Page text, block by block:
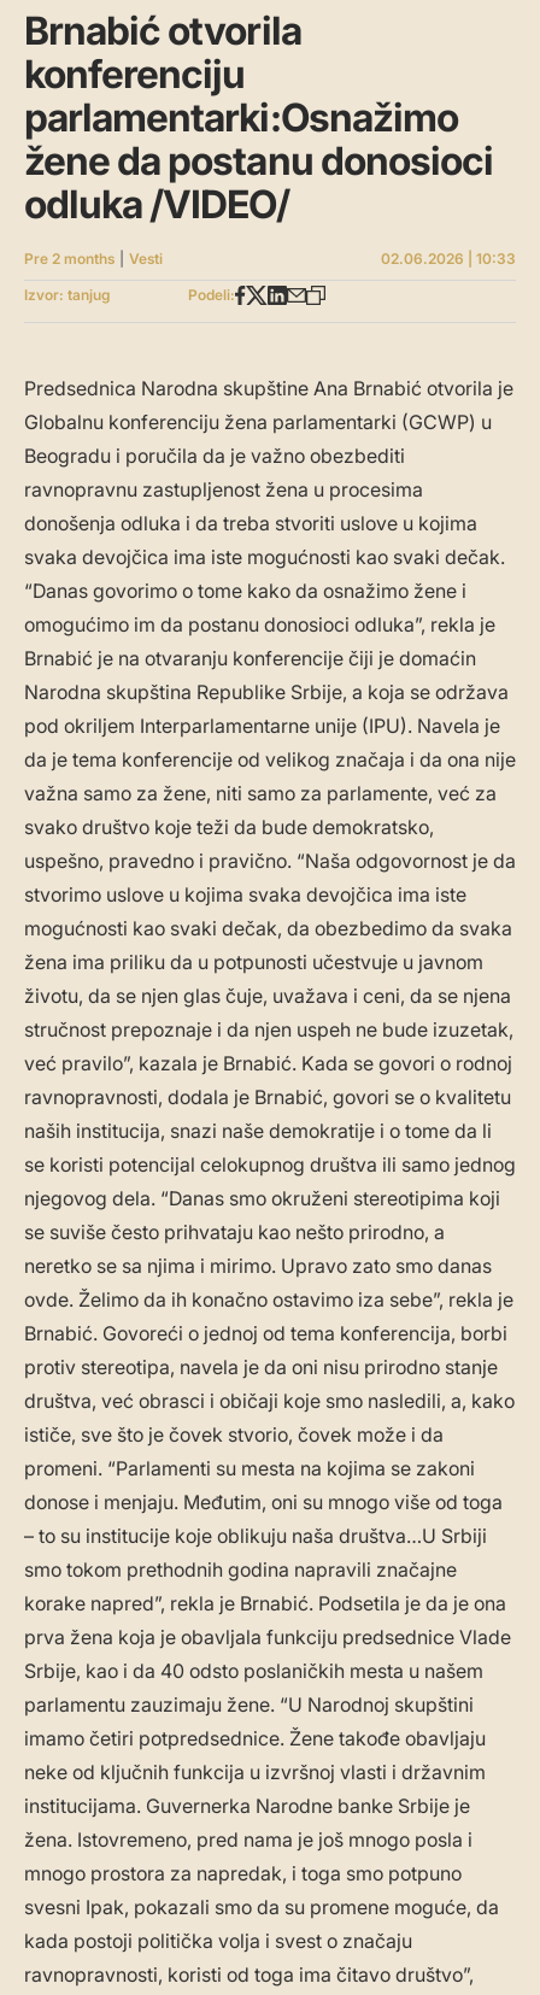
Brnabić otvorila
konferenciju
parlamentarki:Osnažimo
žene da postanu donosioci
odluka /VIDEO/
Pre 2 months Vesti
02.06.2026 | 10:33
Izvor: tanjug
Podeli:
Predsednica Narodna skupštine Ana Brnabić otvorila je
Globalnu konferenciju žena parlamentarki (GCWP) u
Beogradu i poručila da je važno obezbediti
ravnopravnu zastupljenost žena u procesima
donošenja odluka i da treba stvoriti uslove u kojima
svaka devojčica ima iste mogućnosti kao svaki dečak.
“Danas govorimo o tome kako da osnažimo žene i
omogućimo im da postanu donosioci odluka”, rekla je
Brnabić je na otvaranju konferencije čiji je domaćin
Narodna skupština Republike Srbije, a koja se održava
pod okriljem Interparlamentarne unije (IPU). Navela je
da je tema konferencije od velikog značaja i da ona nije
važna samo za žene, niti samo za parlamente, već za
svako društvo koje teži da bude demokratsko,
uspešno, pravedno i pravično. “Naša odgovornost je da
stvorimo uslove u kojima svaka devojčica ima iste
mogućnosti kao svaki dečak, da obezbedimo da svaka
žena ima priliku da u potpunosti učestvuje u javnom
životu, da se njen glas čuje, uvažava i ceni, da se njena
stručnost prepoznaje i da njen uspeh ne bude izuzetak,
već pravilo”, kazala je Brnabić. Kada se govori o rodnoj
ravnopravnosti, dodala je Brnabić, govori se o kvalitetu
naših institucija, snazi naše demokratije i o tome da li
se koristi potencijal celokupnog društva ili samo jednog
njegovog dela. “Danas smo okruženi stereotipima koji
se suviše često prihvataju kao nešto prirodno, a
neretko se sa njima i mirimo. Upravo zato smo danas
ovde. Želimo da ih konačno ostavimo iza sebe”, rekla je
Brnabić. Govoreći o jednoj od tema konferencija, borbi
protiv stereotipa, navela je da oni nisu prirodno stanje
društva, već obrasci i običaji koje smo nasledili, a, kako
ističe, sve što je čovek stvorio, čovek može i da
promeni. “Parlamenti su mesta na kojima se zakoni
donose i menjaju. Međutim, oni su mnogo više od toga
– to su institucije koje oblikuju naša društva…U Srbiji
smo tokom prethodnih godina napravili značajne
korake napred”, rekla je Brnabić. Podsetila je da je ona
prva žena koja je obavljala funkciju predsednice Vlade
Srbije, kao i da 40 odsto poslaničkih mesta u našem
parlamentu zauzimaju žene. “U Narodnoj skupštini
imamo četiri potpredsednice. Žene takođe obavljaju
neke od ključnih funkcija u izvršnoj vlasti i državnim
institucijama. Guvernerka Narodne banke Srbije je
žena. Istovremeno, pred nama je još mnogo posla i
mnogo prostora za napredak, i toga smo potpuno
svesni Ipak, pokazali smo da su promene moguće, da
kada postoji politička volja i svest o značaju
ravnopravnosti, koristi od toga ima čitavo društvo”,